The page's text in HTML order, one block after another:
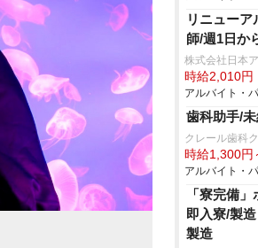
リニュー
師/週1日か
株式会社日本
時給2,010円
アルバイト・
歯科助手/
クレール歯科
時給1,300円
アルバイト・
「寮完備
即入寮/製
製造